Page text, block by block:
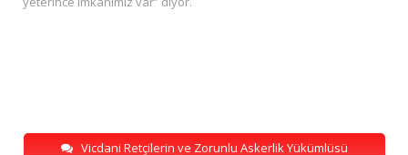
Vicdani Retçilerin ve Zorunlu Askerlik Yükümlüsü